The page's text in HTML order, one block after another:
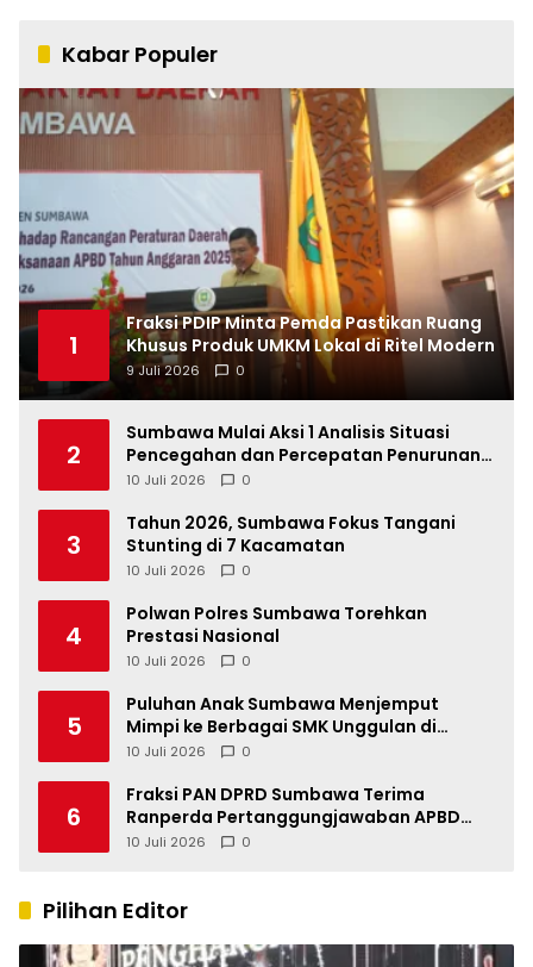
Kabar Populer
1
Fraksi PDIP Minta Pemda Pastikan Ruang
Khusus Produk UMKM Lokal di Ritel Modern
9 Juli 2026 0
2
Sumbawa Mulai Aksi 1 Analisis Situasi
Pencegahan dan Percepatan Penurunan
Stunting Tahun 2026
10 Juli 2026 0
3
Tahun 2026, Sumbawa Fokus Tangani
Stunting di 7 Kacamatan
10 Juli 2026 0
4
Polwan Polres Sumbawa Torehkan
Prestasi Nasional
10 Juli 2026 0
5
Puluhan Anak Sumbawa Menjemput
Mimpi ke Berbagai SMK Unggulan di
Indonesia
10 Juli 2026 0
6
Fraksi PAN DPRD Sumbawa Terima
Ranperda Pertanggungjawaban APBD
2025, Soroti SILPA Rp201,68 Miliar dan
10 Juli 2026 0
Pilihan Editor